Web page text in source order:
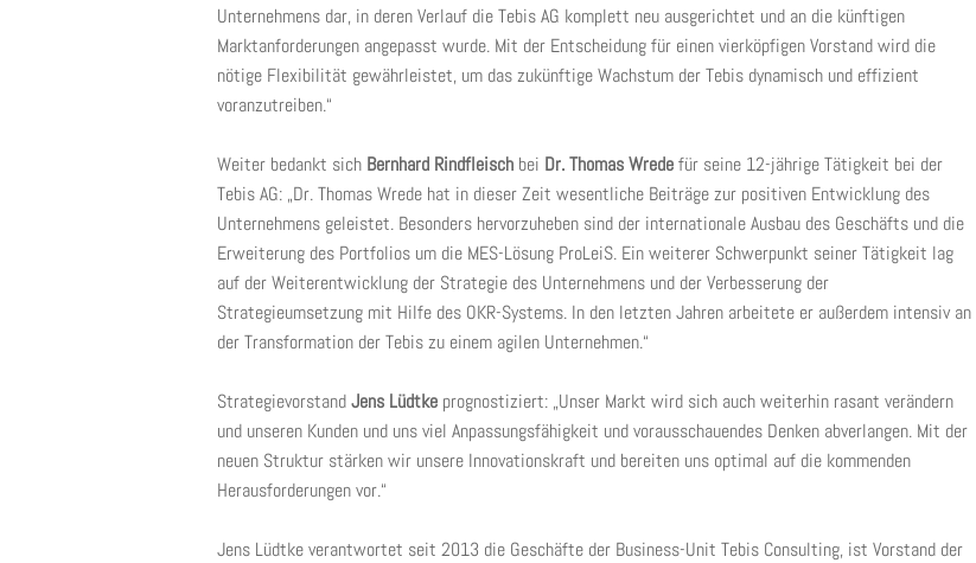
Unternehmens dar, in deren Verlauf die Tebis AG komplett neu ausgerichtet und an die künftigen
Marktanforderungen angepasst wurde. Mit der Entscheidung für einen vierköpfigen Vorstand wird die
nötige Flexibilität gewährleistet, um das zukünftige Wachstum der Tebis dynamisch und effizient
voranzutreiben.“
Weiter bedankt sich Bernhard Rindfleisch bei Dr. Thomas Wredefür seine 12-jährige Tätigkeit bei der
Tebis AG: „Dr. Thomas Wrede hat in dieser Zeit wesentliche Beiträge zur positiven Entwicklung des
Unternehmens geleistet. Besonders hervorzuheben sind der internationale Ausbau des Geschäfts und die
Erweiterung des Portfolios um die MES-Lösung ProLeiS. Ein weiterer Schwerpunkt seiner Tätigkeit lag
auf der Weiterentwicklung der Strategie des Unternehmens und der Verbesserung der
Strategieumsetzung mit Hilfe des OKR-Systems. In den letzten Jahren arbeitete er außerdem intensiv an
der Transformation der Tebis zu einem agilen Unternehmen.“
StrategievorstandJens Lüdtke prognostiziert: „Unser Markt wird sich auch weiterhin rasant verändern
und unseren Kunden und uns viel Anpassungsfähigkeit und vorausschauendes Denken abverlangen. Mit der
neuen Struktur stärken wir unsere Innovationskraft und bereiten uns optimal auf die kommenden
Herausforderungen vor.“
Jens Lüdtke verantwortet seit 2013 die Geschäfte der Business-Unit Tebis Consulting, ist Vorstand der